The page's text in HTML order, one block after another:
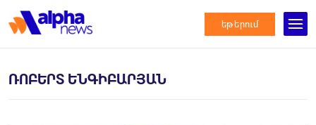
եթերում
ՌՈԲԵՐՏ ԵՆԳԻԲԱՐՅԱՆ